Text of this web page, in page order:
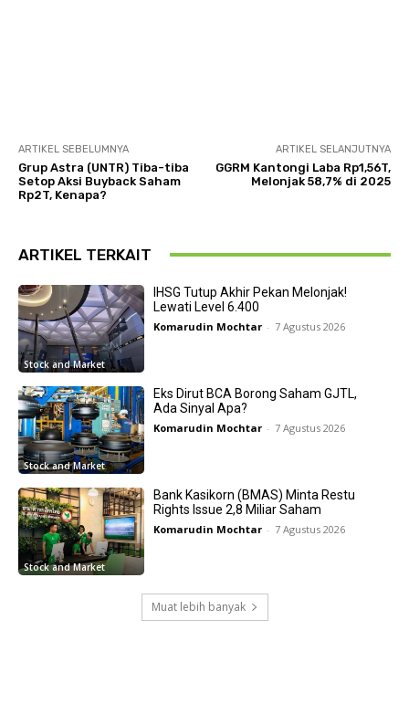
ARTIKEL SEBELUMNYA
Grup Astra (UNTR) Tiba-tiba
Setop Aksi Buyback Saham
Rp2T, Kenapa?
ARTIKEL SELANJUTNYA
GGRM Kantongi Laba Rp1,56T,
Melonjak 58,7% di 2025
ARTIKEL TERKAIT
Stock and Market
IHSG Tutup Akhir Pekan Melonjak!
Lewati Level 6.400
Komarudin Mochtar - 7 Agustus 2026
Stock and Market
Eks Dirut BCA Borong Saham GJTL,
Ada Sinyal Apa?
Komarudin Mochtar - 7 Agustus 2026
Stock and Market
Bank Kasikorn (BMAS) Minta Restu
Rights Issue 2,8 Miliar Saham
Komarudin Mochtar - 7 Agustus 2026
Muat lebih banyak